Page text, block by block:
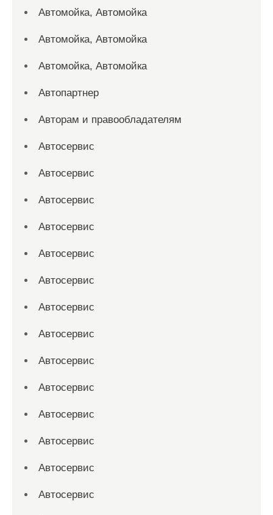
Автомойка, Автомойка
Автомойка, Автомойка
Автомойка, Автомойка
Автопартнер
Авторам и правообладателям
Автосервис
Автосервис
Автосервис
Автосервис
Автосервис
Автосервис
Автосервис
Автосервис
Автосервис
Автосервис
Автосервис
Автосервис
Автосервис
Автосервис